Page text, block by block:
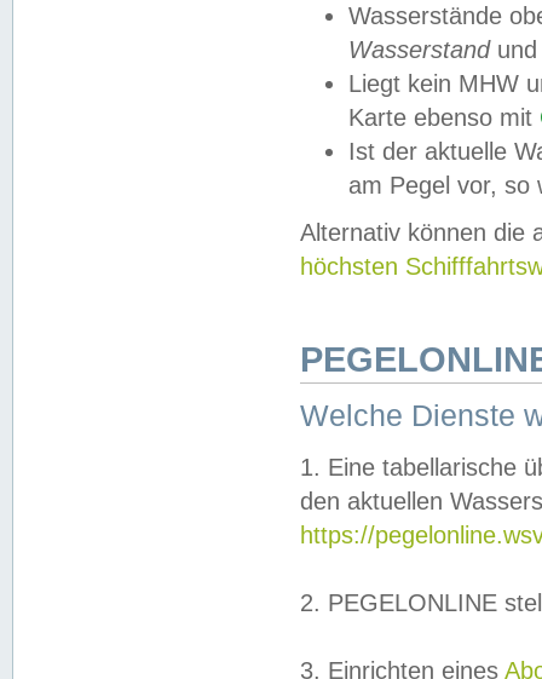
Wasserstände
Wasserstandund
Liegt kein MHW
Karte ebenso mit
Ist der aktuelle
am Pegel vor,
Alternativ können die
höchsten
Welche Dienste
1. Eine tabellarische
den aktuellen
https://
2. PEGELONLINE
3. Einrichten eines